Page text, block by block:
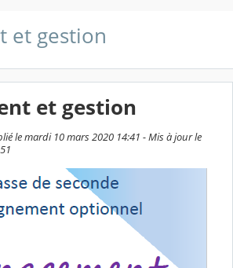
et gestion
et gestion
le mardi 10 mars 2020 14:41 - Mis à jour le